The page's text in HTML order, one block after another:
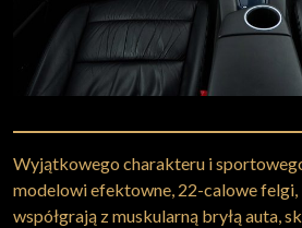
Wyjątkowego charakteru i
modelowi efektowne, 22-calowe
współgrają z muskularną bryłą auta,